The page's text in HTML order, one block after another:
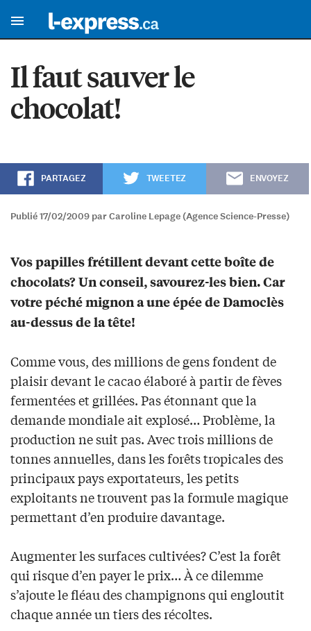
Il faut sauver le
chocolat!
PARTAGEZ TWEETEZ ENVOYEZ
Publié 17/02/2009 par Caroline Lepage (Agence Science-Presse)
Vos papilles frétillent devant cette boîte de
chocolats? Un conseil, savourez-les bien. Car
votre péché mignon a une épée de Damoclès
au-dessus de la tête!
Comme vous, des millions de gens fondent de
plaisir devant le cacao élaboré à partir de fèves
fermentées et grillées. Pas étonnant que la
demande mondiale ait explosé… Problème, la
production ne suit pas. Avec trois millions de
tonnes annuelles, dans les forêts tropicales des
principaux pays exportateurs, les petits
exploitants ne trouvent pas la formule magique
permettant d’en produire davantage.
Augmenter les surfaces cultivées? C’est la forêt
qui risque d’en payer le prix… À ce dilemme
s’ajoute le fléau des champignons qui engloutit
chaque année un tiers des récoltes.